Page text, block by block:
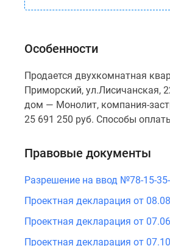
Особенности
Продается двухкомнатная
Приморский, ул.Лисичанская,
дом — Монолит, компания-
25 691 250 руб. Способы
Правовые документы
Разрешение на ввод №78-15-
Проектная декларация от
Проектная декларация от
Проектная декларация от